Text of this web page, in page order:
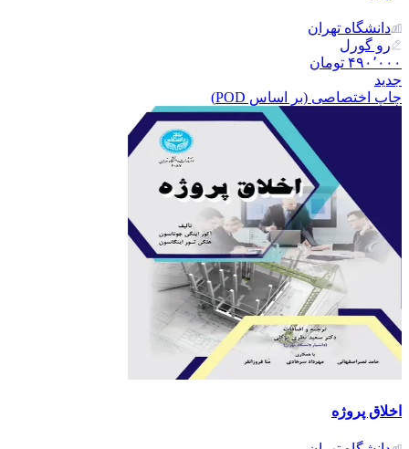
دانشگاه تهران
رو گورل
۴۹۰٬۰۰۰ تومان
جدید
چاپ اختصاصی (بر اساس POD)
اخلاق پروژه